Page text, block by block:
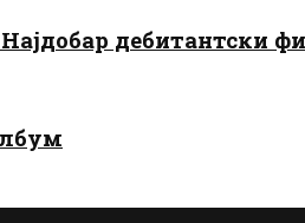
Најдобар дебитантски